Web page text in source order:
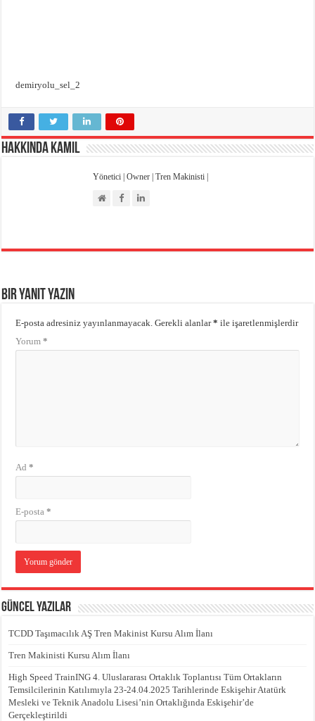
demiryolu_sel_2
Hakkında Kamil
Yönetici | Owner | Tren Makinisti |
Bir yanıt yazın
E-posta adresiniz yayınlanmayacak. Gerekli alanlar* ile işaretlenmişlerdir
Yorum*
Ad*
E-posta*
Güncel Yazılar
TCDD Taşımacılık AŞ Tren Makinist Kursu Alım İlanı
Tren Makinisti Kursu Alım İlanı
High Speed TrainING 4. Uluslararası Ortaklık Toplantısı Tüm Ortakların
Temsilcilerinin Katılımıyla 23-24.04.2025 Tarihlerinde Eskişehir Atatürk
Mesleki ve Teknik Anadolu Lisesi’nin Ortaklığında Eskişehir’de
Gerçekleştirildi